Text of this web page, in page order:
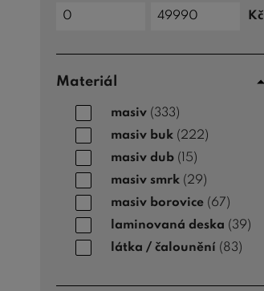
Cena
Cena
do
Kč
Materiál
masiv (333)
masiv buk (222)
masiv dub (15)
masiv smrk (29)
masiv borovice (67)
laminovaná deska (39)
látka / čalounění (83)